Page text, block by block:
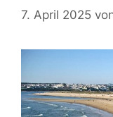
7. April 2025